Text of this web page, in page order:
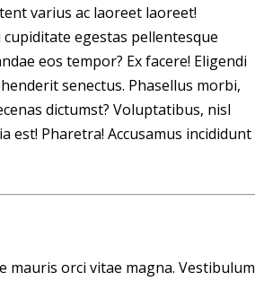
varius ac laoreet laoreet!
egestas pellentesque
eos tempor? Ex facere! Eligendi
senectus. Phasellus morbi,
dictumst? Voluptatibus, nisl
est! Pharetra! Accusamus incididunt
orci vitae magna. Vestibulum